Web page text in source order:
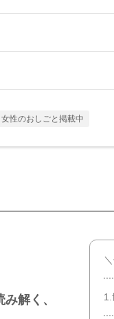
女性のおしごと掲載中
解く、